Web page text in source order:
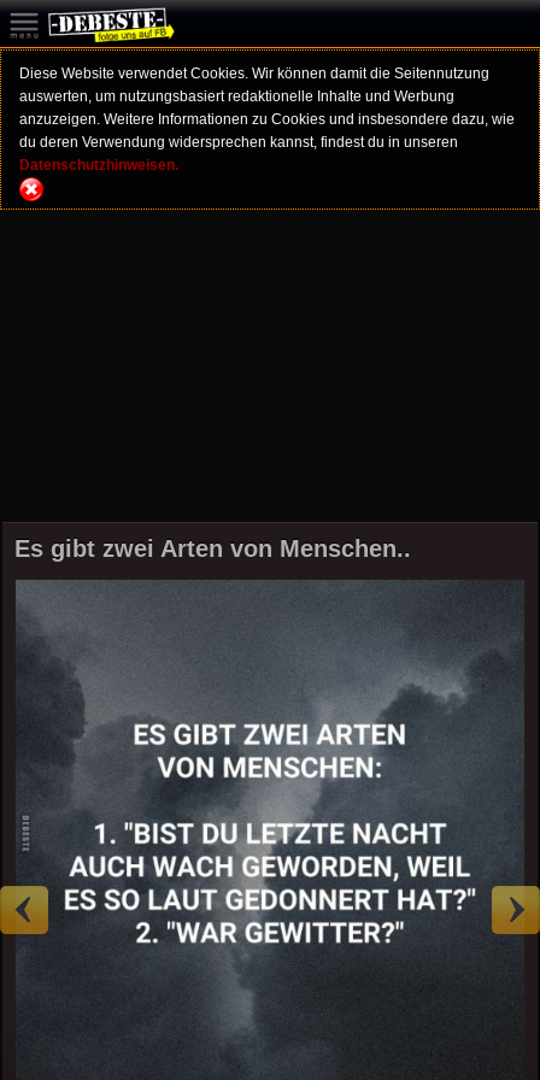
Diese Website verwendet Cookies. Wir können damit die Seitennutzung
auswerten, um nutzungsbasiert redaktionelle Inhalte und Werbung
anzuzeigen. Weitere Informationen zu Cookies und insbesondere dazu, wie
du deren Verwendung widersprechen kannst, findest du in unseren
Datenschutzhinweisen.
Es gibt zwei Arten von Menschen..